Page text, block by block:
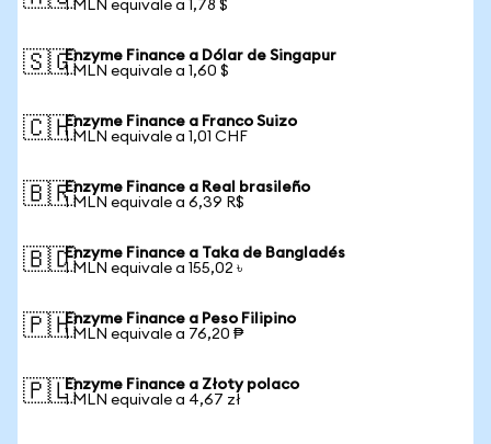
1 MLN equivale a 1,78 $
🇸🇬Enzyme Finance a Dólar de Singapur
1 MLN equivale a 1,60 $
🇨🇭Enzyme Finance a Franco Suizo
1 MLN equivale a 1,01 CHF
🇧🇷Enzyme Finance a Real brasileño
1 MLN equivale a 6,39 R$
🇧🇩Enzyme Finance a Taka de Bangladés
1 MLN equivale a 155,02 ৳
🇵🇭Enzyme Finance a Peso Filipino
1 MLN equivale a 76,20 ₱
🇵🇱Enzyme Finance a Złoty polaco
1 MLN equivale a 4,67 zł